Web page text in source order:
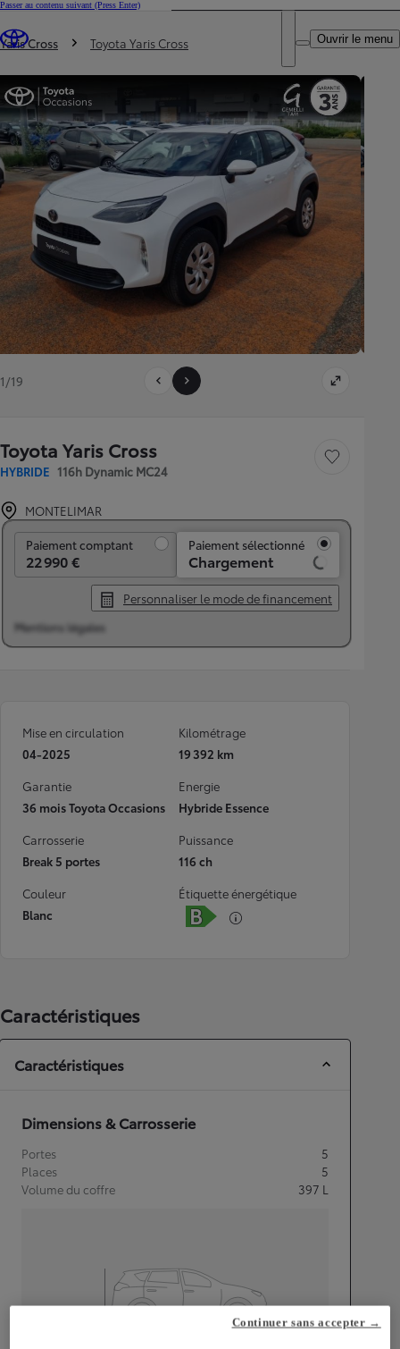
Passer au contenu suivant (Press Enter)
Trouvez un partenaire Toyota
DEALER NAME
Ouvrir le menu
Vous êtes ici
Yaris Cross Toyota Yaris Cross
1/19
Toyota Yaris Cross
HYBRIDE 116h Dynamic MC24
Sauvegarder le
MONTELIMAR
Paiement comptant
22 990 €
Paiement sélectionné
Chargement
Personnaliser le mode de financement
Mentions légales
Mise en circulation
04-2025
Kilométrage
19 392 km
Garantie
36 mois Toyota Occasions
Energie
Hybride Essence
Carrosserie
Break 5 portes
Puissance
116 ch
Couleur
Blanc
Étiquette énergétique
Caractéristiques
Caractéristiques
Dimensions & Carrosserie
Portes
5
Places
5
Volume du coffre
397 L
Continuer sans accepter →